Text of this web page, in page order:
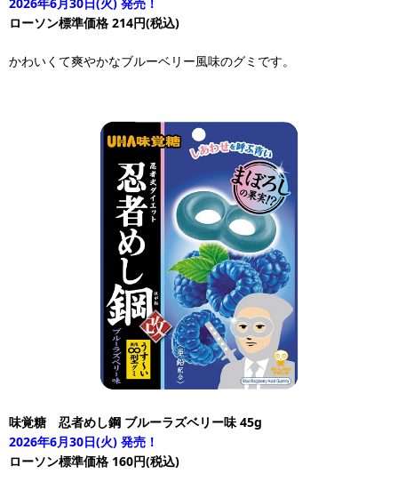
ローソン標準価格 214円(税込)
かわいくて爽やかなブルーベリー風味のグミです。
味覚糖 忍者めし鋼 ブルーラズベリー味 45g
2026年6月30日(火) 発売！
ローソン標準価格 160円(税込)